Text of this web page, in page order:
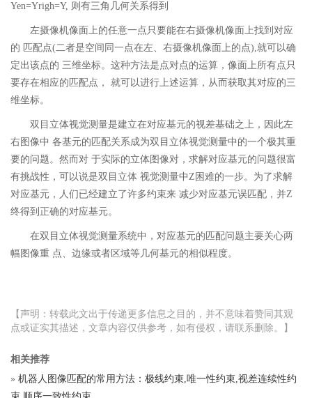
Yen=Yrigh=Y, 则有三角几何关系得到
左摄像机像面上的任意一点只要能在右摄像机像面上找到对应
的 匹配点(二者是空间同一点在左、右摄像机像面上的点),就可以确
定出该点的 三维坐标。这种方法是点对点的运算，像面上所有点只
要存在相应的匹配点， 就可以进行上述运算，从而获取其对应的三
维坐标。
双目立体视觉测量是建立在对应基元的视差基础之上，因此左
右图像中 各基元的匹配关系成为双目立体视觉测量中的一个极其重
要的问题。然而对 于实际的立体图像对，求解对应基元的问题很富
有挑战性，可以说是双目立体 视觉测量中Z困难的一步。为了求解
对应基元，人们已经建立了许多约束来 减少对应基元误匹配，并Z
终得到正确的对应基元。
在双目立体视觉测量系统中，对应基元的匹配问题主要关心两
幅图像重 点、边缘或者区域等几何基元的相似程度。
【声明：转载此文出于传递更多信息之目的，并不意味着赞同其观
点或证实其描述，文章内容仅供参考，如有侵权，请联系删除。】
相关推荐
» 机器人图像匹配的常用方法：极线约束,唯一性约束,视差连续性约